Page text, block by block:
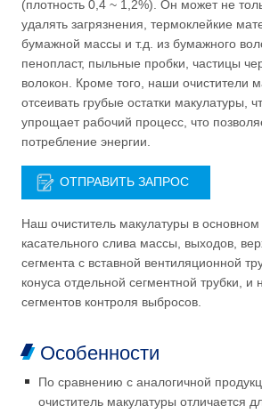
(плотность 0,4 ~ 1,2%). Он может не
удалять загрязнения, термоклейкие
бумажной массы и т.д. из бумажного
пенопласт, пыльные пробки, частицы
волокон. Кроме того, наши очистители
отсеивать грубые остатки макулатуры,
упрощает рабочий процесс, что
потребление энергии.
ОТПРАВИТЬ ЗАПРОС
Наш очиститель макулатуры в основном
касательного слива массы, выходов,
сегмента с вставной вентиляционной
конуса отдельной сегментной трубки, и
сегментов контроля выбросов.
Особенности
По сравнению с аналогичной
очиститель макулатуры отличается